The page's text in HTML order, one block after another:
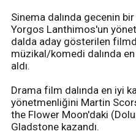
Sinema dalında gecenin
Yorgos Lanthimos'un
dalda aday gösterilen
müzikal/komedi dalında
aldı.
Drama film dalında en iyi
yönetmenliğini Martin
the Flower Moon'daki
Gladstone kazandı.